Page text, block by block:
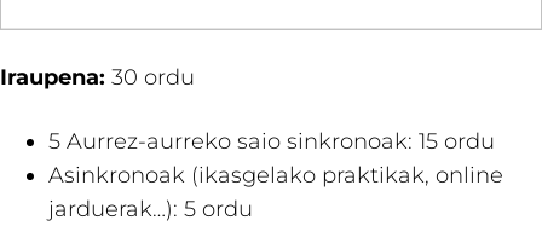
Iraupena: 30 ordu​
5 Aurrez-aurreko saio sinkronoak: 15 ordu​
Asinkronoak (ikasgelako praktikak, online
jarduerak…): 5 ordu